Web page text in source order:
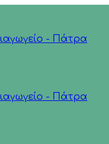
- Πάτρα
- Πάτρα